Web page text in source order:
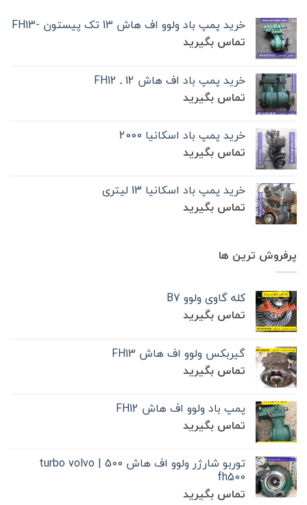
خرید پمپ باد ولوو اف هاش 13 تک‌ پیستون -FH13
تماس بگیرید
خرید پمپ باد اف هاش 12 ـ FH12
تماس بگیرید
خرید پمپ باد اسکانیا 2000
تماس بگیرید
خرید پمپ باد اسکانیا 13 لیتری
تماس بگیرید
پرفروش ترین ها
کله گاوی ولوو B7
تماس بگیرید
گیربکس ولوو اف هاش FH13
تماس بگیرید
پمپ باد ولوو اف هاش FH12
تماس بگیرید
توربو شارژر ولوو اف هاش 500 | turbo volvo
fh500
تماس بگیرید